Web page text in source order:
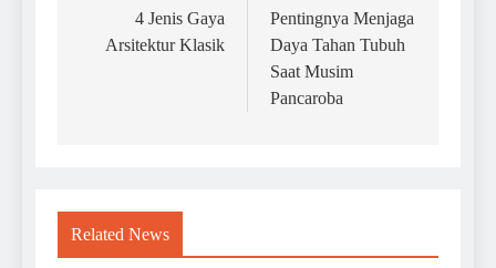
4 Jenis Gaya
Arsitektur Klasik
Pentingnya Menjaga
Daya Tahan Tubuh
Saat Musim
Pancaroba
Related News